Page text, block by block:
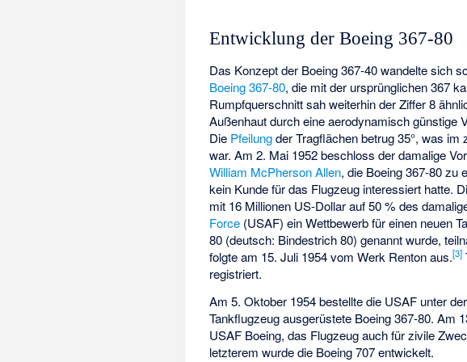
Entwicklung der Boeing 367-80
Das Konzept der Boeing 367-40 wandelte sich
Boeing 367-80, die mit der ursprünglichen 367
Rumpfquerschnitt sah weiterhin der Ziffer 8
Außenhaut durch eine aerodynamisch günstige
Die Pfeilungder Tragflächen betrug 35°, was im
war. Am 2. Mai 1952 beschloss der damalige
William McPherson Allen, die Boeing 367-80 zu
kein Kunde für das Flugzeug interessiert hatte.
mit 16 Millionen US-Dollar auf 50 % des
Force (USAF) ein Wettbewerb für einen neuen
80 (deutsch: Bindestrich 80) genannt wurde,
folgte am 15. Juli 1954 vomWerk Rentonaus.[3]
registriert.
Am 5. Oktober 1954 bestellte die USAF unter
Tankflugzeug ausgerüstete Boeing 367-80. Am
USAF Boeing, das Flugzeug auch für zivile
letzterem wurde die Boeing 707 entwickelt.